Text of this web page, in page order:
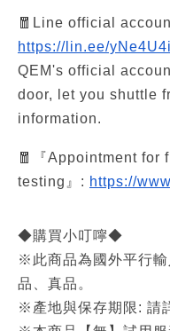
🧧Line official
https://lin.ee/yNe4U4i
QEM's official
door, let you shuttle
information.
🧧『Appointment for
testing』: https://
◆購買小叮嚀◆
※此商品為國外平行
品、真品。
※產地與保存期限: 請